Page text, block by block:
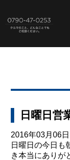
日曜日営
2016年03月06
日曜日の今日も
き本当にありが